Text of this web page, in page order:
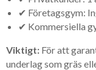
✔ Företagsgym:
✔ Kommersiella
Viktigt: För att
underlag som gräs